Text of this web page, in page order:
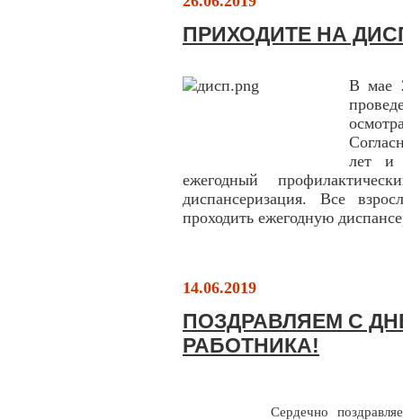
ПРИХОДИТЕ НА
В мае
лет и
ежегодный
диспансеризация. Все
проходить ежегодную
14.06.2019
ПОЗДРАВЛЯЕМ С
РАБОТНИКА!
Сердечно